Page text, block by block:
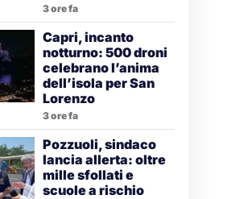
3 ore fa
Capri, incanto
notturno: 500 droni
celebrano l’anima
dell’isola per San
Lorenzo
3 ore fa
Pozzuoli, sindaco
lancia allerta: oltre
mille sfollati e
scuole a rischio